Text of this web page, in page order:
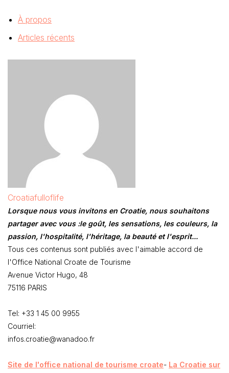
À propos
Articles récents
Croatiafulloflife
Lorsque nous vous invitons en Croatie, nous souhaitons
partager avec vous :le goût, les sensations, les couleurs, la
passion, l'hospitalité, l'héritage, la beauté et l'esprit...
Tous ces contenus sont publiés avec l'aimable accord de
l'Office National Croate de Tourisme
Avenue Victor Hugo, 48
75116 PARIS
Tel: +33 1 45 00 9955
Courriel:
infos.croatie@wanadoo.fr
Site de l'office national de tourisme croate- La Croatie sur